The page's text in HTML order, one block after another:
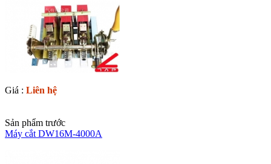
Giá : Liên hệ
Sản phẩm trước
Máy cắt DW16M-4000A